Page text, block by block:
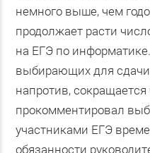
немного выше, чем
продолжает расти
на ЕГЭ по
выбирающих для
напротив,
прокомментировал
участниками ЕГЭ
обязанности